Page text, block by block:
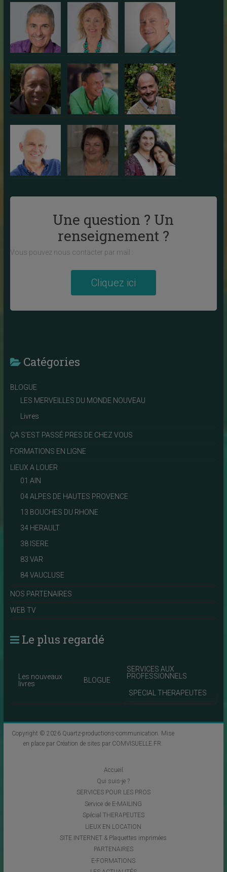
Une question ? Un
renseignement ?
Vous pouvez nous contacter par mail :
Cliquez ici
Catégories
BLOGUE
LES MERVEILLES DU MONDE NOUVEAU
Livres
ÇA S'EST PASSÉ PRES DE CHEZ VOUS
FORMATIONS EN LIGNE
LIEUX A LOUER
01 AIN
04 ALPES DE HAUTES PROVENCE
13 BOUCHES DU RHONE
34 HERAULT
38 ISERE
83 VAR
84 VAUCLUSE
NOS PARTENAIRES
WEB TV
Le plus regardé
Les nouveaux
livres
BLOGUE
SERVICES AUX
PROFESSIONNELS
SPECIAL THERAPEUTES
Copyright © 2026 Quartz-productions-communication . Mise
en place par Création de sites par COMVISUELLE.FR
Accueil
Qui suis-je ?
SERVICES POUR LES PROS
Service de E-MAILING
Spécial THERAPEUTES
LIEUX EN LOCATION
SITE INTERNET & Plaquettes imprimées
PARTENAIRES
E-FORMATIONS